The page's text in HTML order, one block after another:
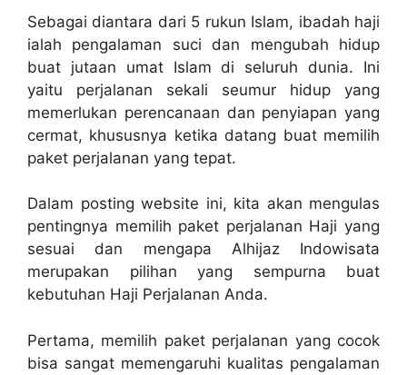
Sebagai diantara dari 5 rukun Islam, ibadah haji
ialah pengalaman suci dan mengubah hidup
buat jutaan umat Islam di seluruh dunia. Ini
yaitu perjalanan sekali seumur hidup yang
memerlukan perencanaan dan penyiapan yang
cermat, khususnya ketika datang buat memilih
paket perjalanan yang tepat.
Dalam posting website ini, kita akan mengulas
pentingnya memilih paket perjalanan Haji yang
sesuai dan mengapa Alhijaz Indowisata
merupakan pilihan yang sempurna buat
kebutuhan Haji Perjalanan Anda.
Pertama, memilih paket perjalanan yang cocok
bisa sangat memengaruhi kualitas pengalaman